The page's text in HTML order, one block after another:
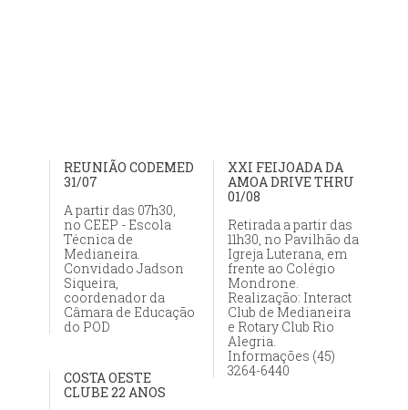
REUNIÃO CODEMED
31/07
A partir das 07h30,
no CEEP - Escola
Técnica de
Medianeira.
Convidado Jadson
Siqueira,
coordenador da
Câmara de Educação
do POD
XXI FEIJOADA DA
AMOA DRIVE THRU
01/08
Retirada a partir das
11h30, no Pavilhão da
Igreja Luterana, em
frente ao Colégio
Mondrone.
Realização: Interact
Club de Medianeira
e Rotary Club Rio
Alegria.
Informações (45)
3264-6440
COSTA OESTE
CLUBE 22 ANOS